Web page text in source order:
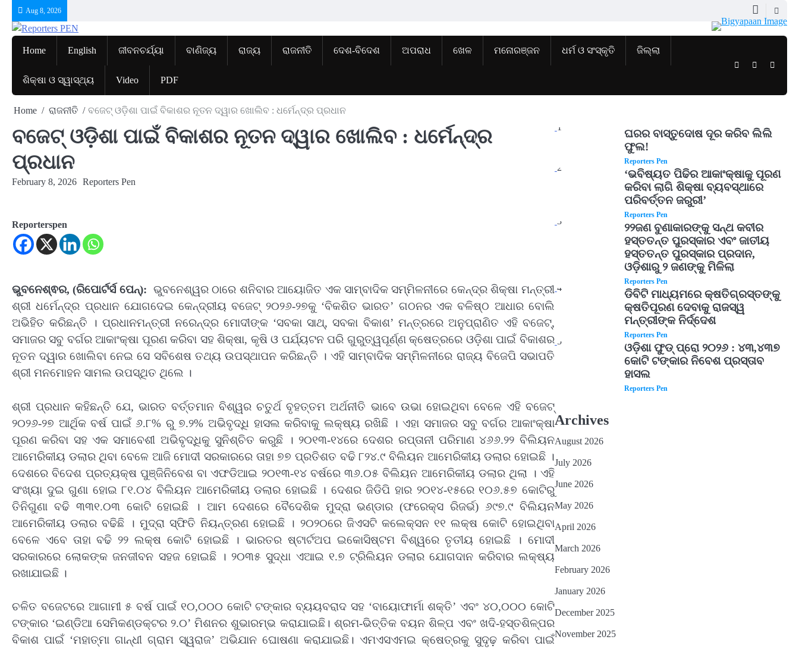
content
Aug 8, 2026
Home English ଜୀବନଚର୍ଯ୍ୟା ବାଣିଜ୍ୟ ରାଜ୍ୟ ରାଜନୀତି ଦେଶ-ବିଦେଶ ଅପରାଧ ଖେଳ ମନୋରଞ୍ଜନ ଧର୍ମ ଓ ସଂସ୍କୃତି ଜିଲ୍ଲା
ଶିକ୍ଷା ଓ ସ୍ୱାସ୍ଥ୍ୟ Video PDF
TwitterFacebook
Home ରାଜନୀତି ବଜେଟ୍ ଓଡ଼ିଶା ପାଇଁ ବିକାଶର ନୂତନ ଦ୍ୱାର ଖୋଲିବ : ଧର୍ମେନ୍ଦ୍ର ପ୍ରଧାନ
ବଜେଟ୍ ଓଡ଼ିଶା ପାଇଁ ବିକାଶର ନୂତନ ଦ୍ୱାର ଖୋଲିବ : ଧର୍ମେନ୍ଦ୍ର
ପ୍ରଧାନ
February 8, 2026 Reporters Pen
Reporterspen
ଭୁବନେଶ୍ଵର, (ରିପୋର୍ଟର୍ସ ପେନ୍‌): ଭୁବନେଶ୍ୱର ଠାରେ ଶନିବାର ଆୟୋଜିତ ଏକ ସାମ୍ବାଦିକ ସମ୍ମିଳନୀରେ କେନ୍ଦ୍ର ଶିକ୍ଷା ମନ୍ତ୍ରୀ
ଶ୍ରୀ ଧର୍ମେନ୍ଦ୍ର ପ୍ରଧାନ ଯୋଗଦେଇ କେନ୍ଦ୍ରୀୟ ବଜେଟ୍ ୨୦୨୬-୨୭କୁ ‘ବିକଶିତ ଭାରତ’ ଗଠନର ଏକ ବଳିଷ୍ଠ ଆଧାର ବୋଲି
ଅଭିହିତ କରିଛନ୍ତି । ପ୍ରଧାନମନ୍ତ୍ରୀ ନରେନ୍ଦ୍ର ମୋଦୀଙ୍କ ‘ସବକା ସାଥ୍, ସବକା ବିକାଶ’ ମନ୍ତ୍ରରେ ଅନୁପ୍ରାଣିତ ଏହି ବଜେଟ୍,
ସମାଜର ସବୁ ବର୍ଗର ଆକାଂକ୍ଷା ପୂରଣ କରିବା ସହ ଶିକ୍ଷା, କୃଷି ଓ ପର୍ଯ୍ୟଟନ ପରି ଗୁରୁତ୍ୱପୂର୍ଣ୍ଣ କ୍ଷେତ୍ରରେ ଓଡ଼ିଶା ପାଇଁ ବିକାଶର
ନୂତନ ଦ୍ୱାର ଖୋଲିବା ନେଇ ସେ ସବିଶେଷ ତଥ୍ୟ ଉପସ୍ଥାପନ କରିଛନ୍ତି । ଏହି ସାମ୍ବାଦିକ ସମ୍ମିଳନୀରେ ରାଜ୍ୟ ବିଜେପି ସଭାପତି
ଶ୍ରୀ ମନମୋହନ ସାମଲ ଉପସ୍ଥିତ ଥିଲେ ।
ଶ୍ରୀ ପ୍ରଧାନ କହିଛନ୍ତି ଯେ, ଭାରତ ବର୍ତ୍ତମାନ ବିଶ୍ୱର ଚତୁର୍ଥ ବୃହତ୍ତମ ଅର୍ଥନୀତି ଭାବେ ଉଭା ହୋଇଥିବା ବେଳେ ଏହି ବଜେଟ୍
୨୦୨୬-୨୭ ଆର୍ଥିକ ବର୍ଷ ପାଇଁ ୬.୮% ରୁ ୭.୨% ଅଭିବୃଦ୍ଧି ହାସଲ କରିବାକୁ ଲକ୍ଷ୍ୟ ରଖିଛି । ଏହା ସମାଜର ସବୁ ବର୍ଗର ଆକାଂକ୍ଷା
ପୂରଣ କରିବା ସହ ଏକ ସମାବେଶୀ ଅଭିବୃଦ୍ଧିକୁ ସୁନିଶ୍ଚିତ କରୁଛି । ୨୦୧୩-୧୪ରେ ଦେଶର ରପ୍ତାନୀ ପରିମାଣ ୪୬୬.୨୨ ବିଲିୟନ
ଆମେରିକୀୟ ଡଲାର ଥିବା ବେଳେ ଆଜି ମୋଦୀ ସରକାରରେ ତାହା ୭୭ ପ୍ରତିଶତ ବଢି ୮୨୪.୯ ବିଲିୟନ ଆମେରିକୀୟ ଡଲାର ହୋଇଛି ।
ଦେଶରେ ବିଦେଶ ପ୍ରତ୍ୟକ୍ଷ ପୁଞ୍ଜିନିବେଶ ବା ଏଫଡିଆଇ ୨୦୧୩-୧୪ ବର୍ଷରେ ୩୬.୦୫ ବିଲିୟନ ଆମେରିକୀୟ ଡଲାର ଥିଲା । ଏହି
ସଂଖ୍ୟା ଦୁଇ ଗୁଣା ହୋଇ ୮୧.୦୪ ବିଲିୟନ ଆମେରିକୀୟ ଡଲାର ହୋଇଛି । ଦେଶର ଜିଡିପି ହାର ୨୦୧୪-୧୫ରେ ୧୦୬.୫୭ କୋଟିରୁ
ତିନିଗୁଣା ବଢି ୩୩୧.୦୩ କୋଟି ହୋଇଛି । ଆମ ଦେଶରେ ବୈଦେଶିକ ମୁଦ୍ରା ଭଣ୍ଡାର (ଫରେକ୍ସ ରିଜର୍ଭ) ୬୯୭.୯ ବିଲିୟନ
ଆମେରିକୀୟ ଡଲାର ବଢିଛି । ମୁଦ୍ରା ସ୍ଫିତି ନିୟନ୍ତ୍ରଣ ହୋଇଛି । ୨୦୨୦ରେ ଜିଏସଟି କଲେକ୍ସନ ୧୧ ଲକ୍ଷ କୋଟି ହୋଇଥିବା
ବେଳେ ଏବେ ତାହା ବଢି ୨୨ ଲକ୍ଷ କୋଟି ହୋଇଛି । ଭାରତର ଷ୍ଟାର୍ଟଅପ ଇକୋସିଷ୍ଟମ ବିଶ୍ୱରେ ତୃତୀୟ ହୋଇଛି । ମୋଦୀ
ସରକାରରେ ଲୋକଙ୍କ ଜନଜୀବନ ସହଜ ହୋଇଛି । ୨୦୩୫ ସୁଦ୍ଧା ଏଆଇ ୧.୭ ଟ୍ରିଲିୟନ ଡଲାର ଯୋଗଦାନ କରିବାର ଲକ୍ଷ୍ୟ
ରଖାଯାଇଛି ।
ଚଳିତ ବଜେଟରେ ଆଗାମୀ ୫ ବର୍ଷ ପାଇଁ ୧୦,୦୦୦ କୋଟି ଟଙ୍କାର ବ୍ୟୟବରାଦ ସହ ‘ବାୟୋଫାର୍ମା ଶକ୍ତି’ ଏବଂ ୪୦,୦୦୦ କୋଟି
ଟଙ୍କାର ‘ଇଣ୍ଡିଆ ସେମିକଣ୍ଡକ୍ଟର ୨.୦’ ମିଶନର ଶୁଭାରମ୍ଭ କରାଯାଇଛି। ଶ୍ରମ-ଭିତ୍ତିକ ବୟନ ଶିଳ୍ପ ଏବଂ ଖଦି-ହସ୍ତଶିଳ୍ପର
ବିକାଶ ପାଇଁ ‘ମହାତ୍ମା ଗାନ୍ଧୀ ଗ୍ରାମ ସ୍ୱରାଜ’ ଅଭିଯାନ ଘୋଷଣା କରାଯାଇଛି। ଏମଏସଏମଇ କ୍ଷେତ୍ରକୁ ସୁଦୃଢ଼ କରିବା ପାଇଁ
1
ଘରର ବାସ୍ତୁଦୋଷ ଦୂର କରିବ ଲିଲି
ଫୁଲ!
Reporters Pen
2
‘ଭବିଷ୍ୟତ ପିଢିର ଆକାଂକ୍ଷାକୁ ପୂରଣ
କରିବା ଲାଗି ଶିକ୍ଷା ବ୍ୟବସ୍ଥାରେ
ପରିବର୍ତ୍ତନ ଜରୁରୀ’
Reporters Pen
3
୨୨ଜଣ ବୁଣାକାରଙ୍କୁ ସନ୍ଥ କବୀର
ହସ୍ତତନ୍ତ ପୁରସ୍କାର ଏବଂ ଜାତୀୟ
ହସ୍ତତନ୍ତ ପୁରସ୍କାର ପ୍ରଦାନ,
ଓଡ଼ିଶାରୁ ୨ ଜଣଙ୍କୁ ମିଳିଲା
Reporters Pen
4
ଡିବିଟି ମାଧ୍ୟମରେ କ୍ଷତିଗ୍ରସ୍ତଙ୍କୁ
କ୍ଷତିପୂରଣ ଦେବାକୁ ରାଜସ୍ୱ
ମନ୍ତ୍ରୀଙ୍କ ନିର୍ଦ୍ଦେଶ
Reporters Pen
5
ଓଡ଼ିଶା ଫୁଡ୍ ପ୍ରୋ ୨୦୨୬ : ୪୩,୪୩୭
କୋଟି ଟଙ୍କାର ନିବେଶ ପ୍ରସ୍ତାବ
ହାସଲ
Reporters Pen
Archives
August 2026
July 2026
June 2026
May 2026
April 2026
March 2026
February 2026
January 2026
December 2025
November 2025